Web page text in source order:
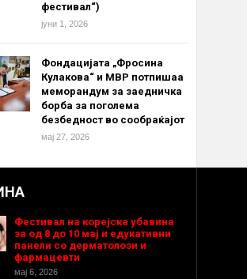
фестивал“)
јуни 1, 2026
Фондацијата „Фросина
Кулакова“ и МВР потпишаа
меморандум за заедничка
борба за поголема
безбедност во сообраќајот
мај 27, 2026
Фестивал на корејска убавина
за од 8 до 10 мај и едукативни
панели со дерматолози и
фармацевти
мај 6, 2026